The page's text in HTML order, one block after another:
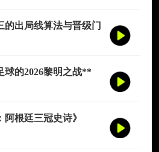
的出局线算法与晋级门
球的2026黎明之战**
阿根廷三冠史诗》